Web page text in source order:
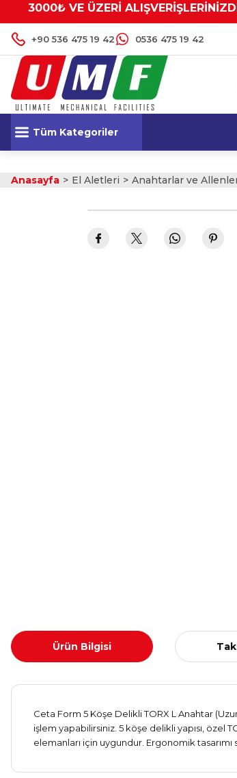
3000₺ VE ÜZERİ
+90 536 475 19 42 0536 475 19 42
Tüm Kategoriler
Anasayfa El Aletleri Anahtarlar ve
Ürün Bilgisi
Ceta Form 5 Köşe Delikli TORX L Anahtar
işlem yapabilirsiniz. 5 köşe delikli yapısı, özel
elemanları için uygundur. Ergonomik